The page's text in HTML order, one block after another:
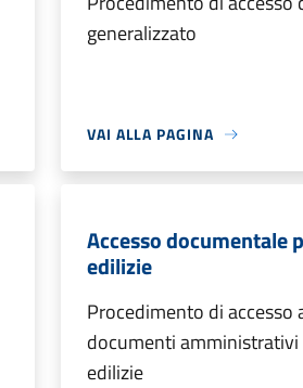
generalizzato
VAI ALLA PAGINA
Accesso documentale
edilizie
Procedimento di accesso
documenti amministrativi
edilizie